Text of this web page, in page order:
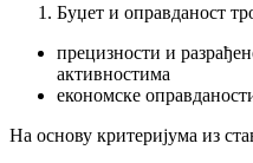
Буџет и оправданост
прецизности и
активностима
економске
На основу критеријума из